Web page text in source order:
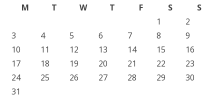
M
T W T F S
S
1
2
3
4 5 6 7 8
9
10
11 12 13 14 15
16
17
18 19 20 21 22
23
24
25 26 27 28 29
30
31